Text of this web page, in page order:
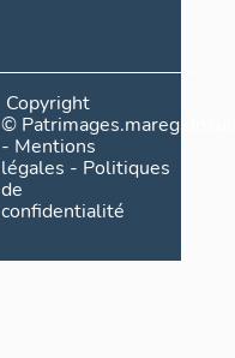
Copyright
©
- Mentions
légales - Politiques
de
confidentialité